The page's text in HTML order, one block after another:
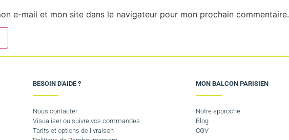
e-mail et mon site dans le navigateur pour mon prochain commentaire.
BESOIN D'AIDE ?
Nous contacter
Visualiser ou suivre vos commandes
Tarifs et options de livraison
MON BALCON PARISIEN
Notre approche
Blog
CGV